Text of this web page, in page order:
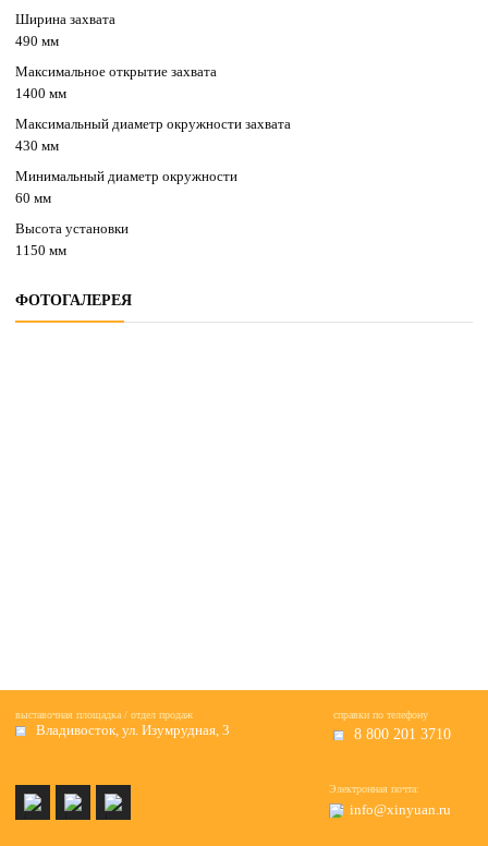
Ширина захвата
490 мм
Максимальное открытие захвата
1400 мм
Максимальный диаметр окружности захвата
430 мм
Минимальный диаметр окружности
60 мм
Высота установки
1150 мм
ФОТОГАЛЕРЕЯ
выставочная площадка / отдел продаж
Владивосток, ул. Изумрудная, 3
справки по телефону
8 800 201 3710
Электронная почта:
info@xinyuan.ru